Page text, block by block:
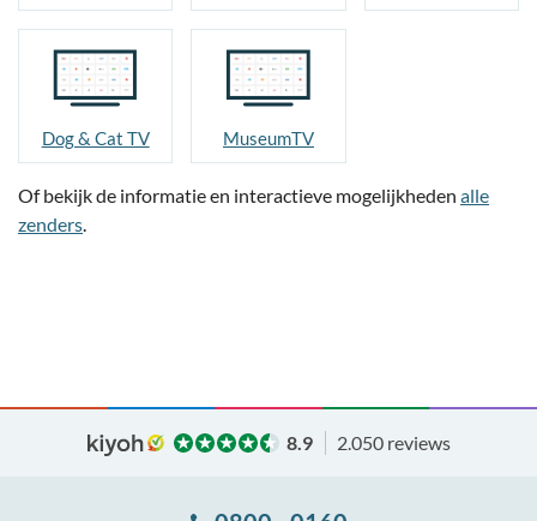
Dog & Cat TV MuseumTV
Of bekijk de informatie en interactieve mogelijkheden alle
zenders.
8.9 2.050 reviews